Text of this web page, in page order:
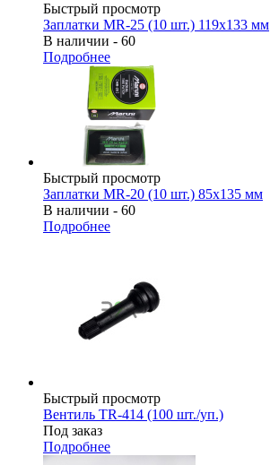
Быстрый просмотр
Заплатки MR-25 (10 шт.) 119х133 мм
В наличии - 60
Подробнее
Быстрый просмотр
Заплатки MR-20 (10 шт.) 85х135 мм
В наличии - 60
Подробнее
Быстрый просмотр
Вентиль TR-414 (100 шт./уп.)
Под заказ
Подробнее